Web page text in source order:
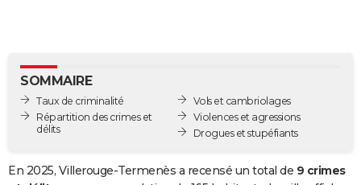
BONS PLANS
CARTE DE VOEUX
Dictionnaire
Biographies
Citations
Expressions
Proverbes
PROGRAMME TV
SOMMAIRE
Taux de criminalité
Répartition des crimes et
délits
Vols et cambriolages
Violences et agressions
Drogues et stupéfiants
En 2025, Villerouge-Termenès a recensé un total de 9 crimes